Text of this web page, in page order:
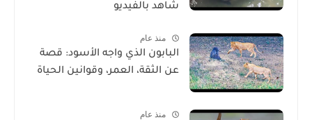
شاهد بالفيديو
منذ عام
البابون الذي واجه الأسود: قصة
عن الثقة، العمر، وقوانين الحياة
منذ عام